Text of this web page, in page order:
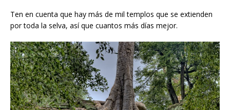
Ten en cuenta que hay más de mil templos que se extienden
por toda la selva, así que cuantos más días mejor.